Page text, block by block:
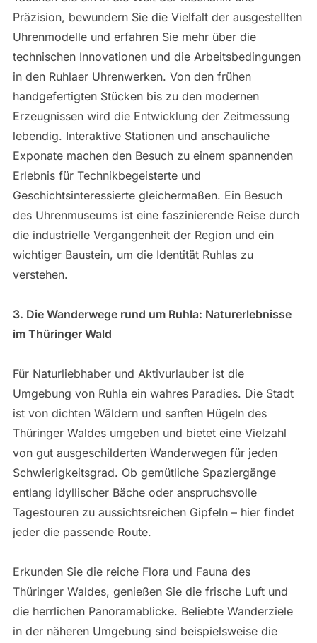
Präzision, bewundern Sie die Vielfalt der ausgestellten
Uhrenmodelle und erfahren Sie mehr über die
technischen Innovationen und die Arbeitsbedingungen
in den Ruhlaer Uhrenwerken. Von den frühen
handgefertigten Stücken bis zu den modernen
Erzeugnissen wird die Entwicklung der Zeitmessung
lebendig. Interaktive Stationen und anschauliche
Exponate machen den Besuch zu einem spannenden
Erlebnis für Technikbegeisterte und
Geschichtsinteressierte gleichermaßen. Ein Besuch
des Uhrenmuseums ist eine faszinierende Reise durch
die industrielle Vergangenheit der Region und ein
wichtiger Baustein, um die Identität Ruhlas zu
verstehen.
3. Die Wanderwege rund um Ruhla: Naturerlebnisse
im Thüringer Wald
Für Naturliebhaber und Aktivurlauber ist die
Umgebung von Ruhla ein wahres Paradies. Die Stadt
ist von dichten Wäldern und sanften Hügeln des
Thüringer Waldes umgeben und bietet eine Vielzahl
von gut ausgeschilderten Wanderwegen für jeden
Schwierigkeitsgrad. Ob gemütliche Spaziergänge
entlang idyllischer Bäche oder anspruchsvolle
Tagestouren zu aussichtsreichen Gipfeln – hier findet
jeder die passende Route.
Erkunden Sie die reiche Flora und Fauna des
Thüringer Waldes, genießen Sie die frische Luft und
die herrlichen Panoramablicke. Beliebte Wanderziele
in der näheren Umgebung sind beispielsweise die